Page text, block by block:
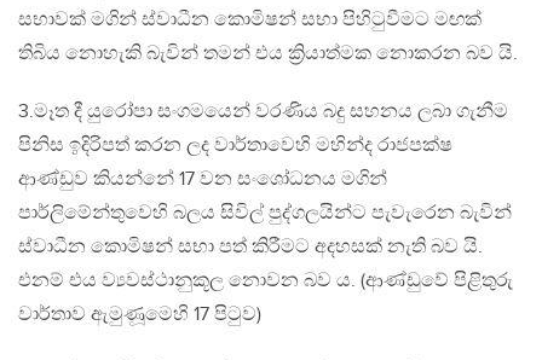
සභාවක් මගින් ස්වාධීන කොමිෂන් සභා පිහිටුවීමට මඟක්
තිබිය නොහැකි බැවින් තමන් එය ක්‍රියාත්මක නොකරන බව යි.
3.මෑත දී යුරෝපා සංගමයෙන් වරණිය බදු සහනය ලබා ගැනීම
පිනිස ඉදිරිපත් කරන ලද වාර්තාවෙහි මහින්ද රාජපක්ෂ
ආණ්ඩුව කියන්නේ 17 වන සංශෝධනය මගින්
පාර්ලිමේන්තුවෙහි බලය සිවිල් පුද්ගලයින්ට පැවැරෙන බැවින්
ස්වාධීන කොමිෂන් සභා පත් කිරීමට අදහසක් නැති බව යි.
එනම් එය ව්‍යවස්ථානුකූල නොවන බව ය. (ආණ්ඩුවේ පිළිතුරු
වාර්තාව ඇමුණූමෙහි 17 පිටුව)